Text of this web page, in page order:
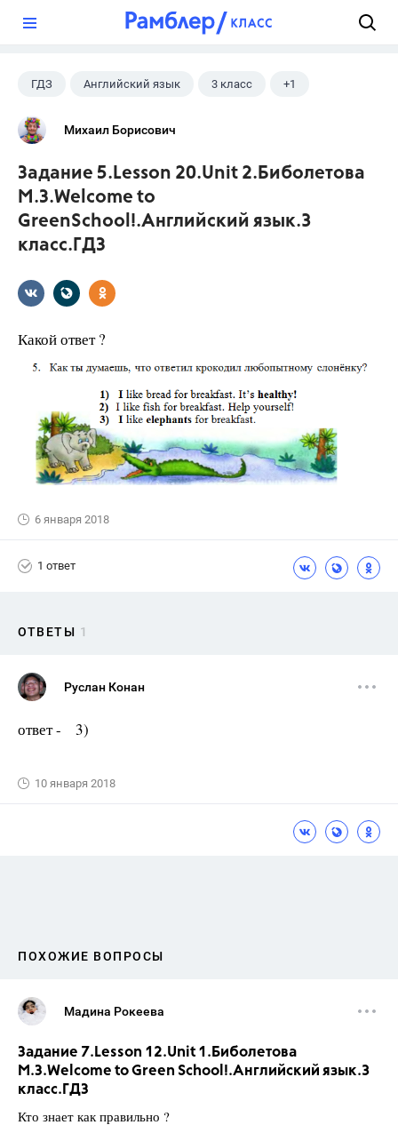
ГДЗ Английский язык 3 класс +1
Биболетова М. З.
Михаил Борисович
Задание 5.Lesson 20.Unit 2.Биболетова
М.З.Welcome to
GreenSchool!.Английский язык.3
класс.ГДЗ
Какой ответ ?
6 января 2018
1 ответ
ОТВЕТЫ 1
Руслан Конан
ответ - 3)
10 января 2018
ПОХОЖИЕ ВОПРОСЫ
Мадина Рокеева
Задание 7.Lesson 12.Unit 1.Биболетова
М.З.Welcome to Green School!.Английский язык.3
класс.ГДЗ
Кто знает как правильно ?